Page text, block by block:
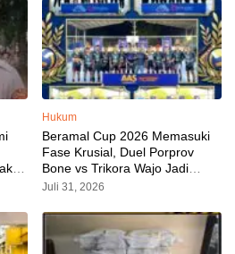
Hukum
Beramal Cup 2026 Memasuki
Fase Krusial, Duel Porprov
Bone vs Trikora Wajo Jadi
Sorotan Malam Ini
Juli 31, 2026